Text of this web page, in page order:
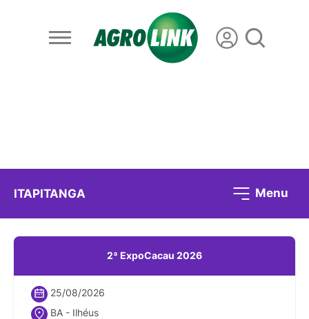
ITAPITANGA Menu
2ª ExpoCacau 2026
25/08/2026
BA - Ilhéus